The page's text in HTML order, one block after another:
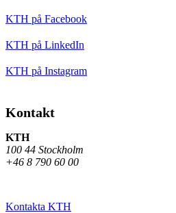
KTH på Facebook
KTH på LinkedIn
KTH på Instagram
Kontakt
KTH
100 44 Stockholm
+46 8 790 60 00
Kontakta KTH